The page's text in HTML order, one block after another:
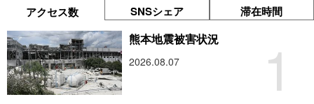
アクセス数 SNSシェア 滞在時間
1
熊本地震被害状況
2026.08.07